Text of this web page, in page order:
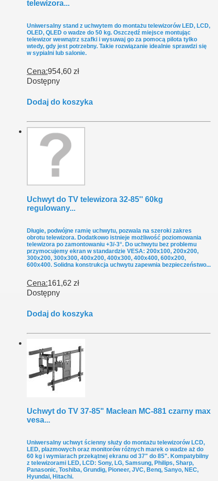
telewizora...
Uniwersalny stand z uchwytem do montażu telewizorów LED, LCD,
OLED, QLED o wadze do 50 kg. Oszczędź miejsce montując
telewizor wewnątrz szafki i wysuwaj go za pomocą pilota tylko
wtedy, gdy jest potrzebny. Takie rozwiązanie idealnie sprawdzi się
w sypialni lub salonie.
Cena:954,60 zł
Dostępny
Dodaj do koszyka
Uchwyt do TV telewizora 32-85'' 60kg
regulowany...
Długie, podwójne ramię uchwytu, pozwala na szeroki zakres
obrotu telewizora. Dodatkowo istnieje możliwość poziomowania
telewizora po zamontowaniu +3/-3°. Do uchwytu bez problemu
przymocujemy ekran w standardzie VESA: 200x100, 200x200,
300x200, 300x300, 400x200, 400x300, 400x400, 600x200,
600x400. Solidna konstrukcja uchwytu zapewnia bezpieczeństwo...
Cena:161,62 zł
Dostępny
Dodaj do koszyka
Uchwyt do TV 37-85" Maclean MC-881 czarny max
vesa...
Uniwersalny uchwyt ścienny służy do montażu telewizorów LCD,
LED, plazmowych oraz monitorów różnych marek o wadze aż do
60 kg i wymiarach przekątnej ekranu od 37" do 85". Kompatybilny
z telewizorami LED, LCD: Sony, LG, Samsung, Philips, Sharp,
Panasonic, Toshiba, Grundig, Pioneer, JVC, Benq, Sanyo, NEC,
Hyundai, Hitachi.